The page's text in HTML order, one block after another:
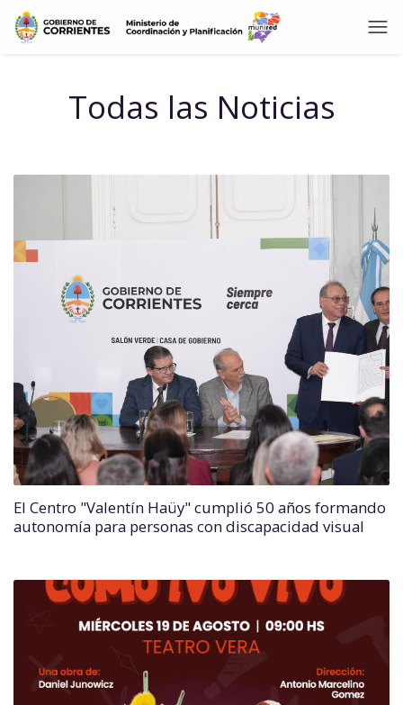
Todas las Noticias
El Centro "Valentín Haüy" cumplió 50 años formando
autonomía para personas con discapacidad visual